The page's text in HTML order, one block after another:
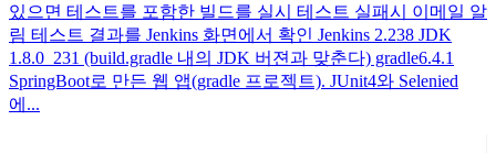
있으면 테스트를 포함한 빌드를 실시 테스트 실패시 이메일 알
림 테스트 결과를 Jenkins 화면에서 확인 Jenkins 2.238 JDK
1.8.0_231 (build.gradle 내의 JDK 버젼과 맞춘다) gradle6.4.1
SpringBoot로 만든 웹 앱(gradle 프로젝트). JUnit4와 Selenied
에...